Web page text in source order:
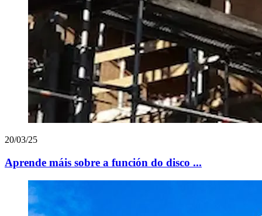
20/03/25
Aprende máis sobre a función do disco ...